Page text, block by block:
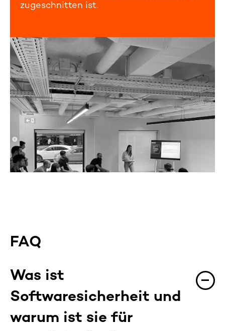
zugeschnitten ist.
FAQ
Was ist
Softwaresicherheit und
warum ist sie für